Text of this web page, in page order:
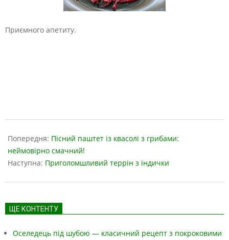
Приємного апетиту.
05-
16
Попередня: Пісний паштет із квасолі з грибами:
неймовірно смачний!
Наступна: Приголомшливий террін з індички
ЩЕ КОНТЕНТУ
Оселедець під шубою — класичний рецепт з покроковими